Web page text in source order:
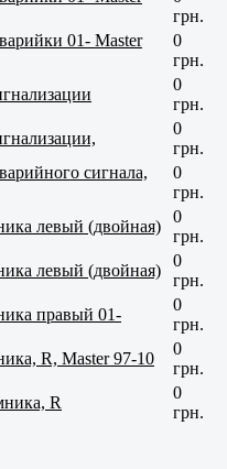
грн.
01- Master
0
грн.
0
грн.
0
грн.
сигнала,
0
грн.
левый (двойная)
0
грн.
левый (двойная)
0
грн.
правый 01-
0
грн.
R, Master 97-10
0
грн.
R
0
грн.